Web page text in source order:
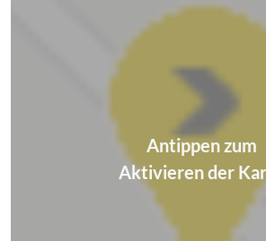
Antippen zum
Aktivieren der